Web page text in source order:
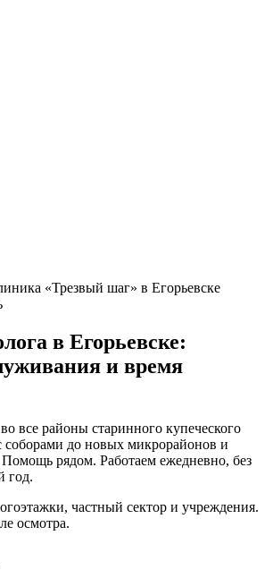
«Трезвый шаг» в Егорьевске
в Егорьевске:
и время
все районы старинного купеческого
соборами до новых микрорайонов и
Помощь рядом. Работаем ежедневно, без
год.
частный сектор и учреждения.
осмотра.